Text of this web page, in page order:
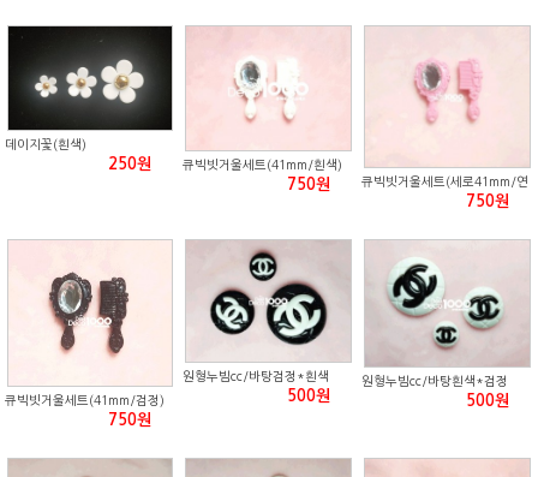
데이지꽃(흰색)
250원 큐빅빗거울세트(41mm/흰색)
750원
큐빅빗거울세트(세로41mm/연
750원
큐빅빗거울세트(41mm/검정)
750원
원형누빔cc/바탕검정*흰색
500원
원형누빔cc/바탕흰색*검정
500원